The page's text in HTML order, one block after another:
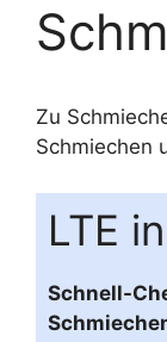
Zu
Schmiechen
LTE
Schnell-